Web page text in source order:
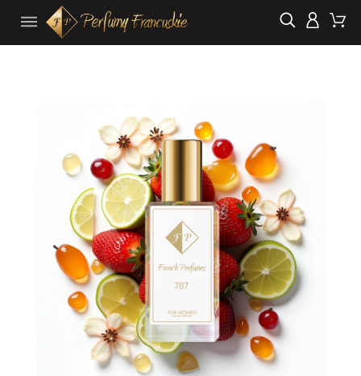
ZAPERFUMOWANIE 22%